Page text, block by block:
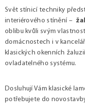
Svět stínicí techniky
interiérového stínění –
oblibu kvůli svým
domácnostech i v
klasických okenních
ovladatelného systému.
Dosluhují Vám klasické
potřebujete do